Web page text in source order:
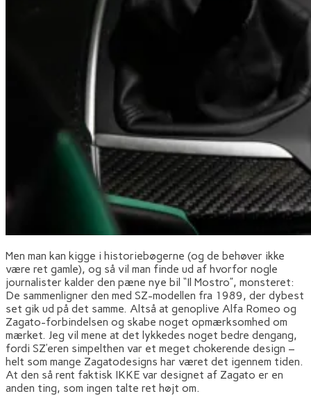
Men man kan kigge i historiebøgerne (og de behøver ikke
være ret gamle), og så vil man finde ud af hvorfor nogle
journalister kalder den pæne nye bil “Il Mostro”, monsteret:
De sammenligner den med SZ-modellen fra 1989, der dybest
set gik ud på det samme. Altså at genoplive Alfa Romeo og
Zagato-forbindelsen og skabe noget opmærksomhed om
mærket. Jeg vil mene at det lykkedes noget bedre dengang,
fordi SZ’eren simpelthen var et meget chokerende design –
helt som mange Zagatodesigns har været det igennem tiden.
At den så rent faktisk IKKE var designet af Zagato er en
anden ting, som ingen talte ret højt om.